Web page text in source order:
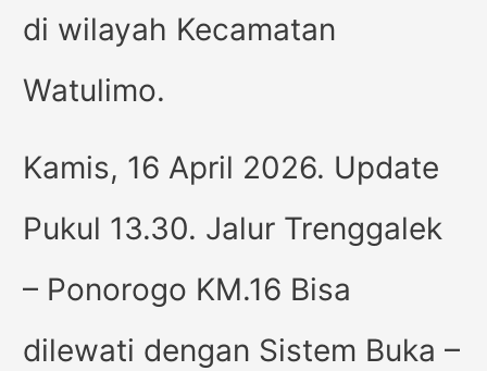
di wilayah Kecamatan
Watulimo.
Kamis, 16 April 2026. Update
Pukul 13.30. Jalur Trenggalek
– Ponorogo KM.16 Bisa
dilewati dengan Sistem Buka –